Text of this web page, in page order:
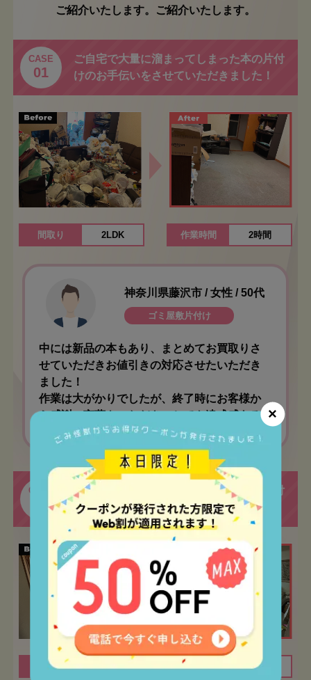
×
ご紹介いたします。ご紹介いたします。
CASE
01
ご自宅で大量に溜まってしまった本の片付
けのお手伝いをさせていただきました！
間取り 2LDK 作業時間 2時間
神奈川県藤沢市 / 女性 / 50代
ゴミ屋敷片付け
中には新品の本もあり、まとめてお買取りさ
せていただきお値引きの対応させたいただき
ました！
作業は大がかりでしたが、終了時にお客様か
ら感謝の言葉をいただき、とても達成感ある
作業でした！
CASE
02
ご自宅で大量に溜まってしまった本の片付
けのお手伝いをさせていただきました！
間取り 1LDK 作業時間 1時間